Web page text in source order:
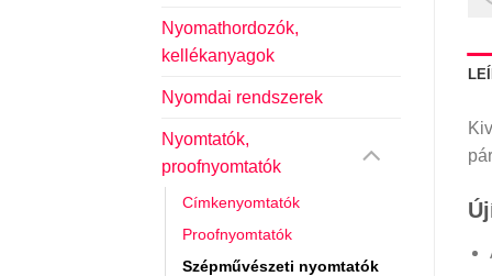
Nyomathordozók,
kellékanyagok
Nyomdai rendszerek
Nyomtatók,
proofnyomtatók
Címkenyomtatók
Proofnyomtatók
Szépművészeti nyomtatók